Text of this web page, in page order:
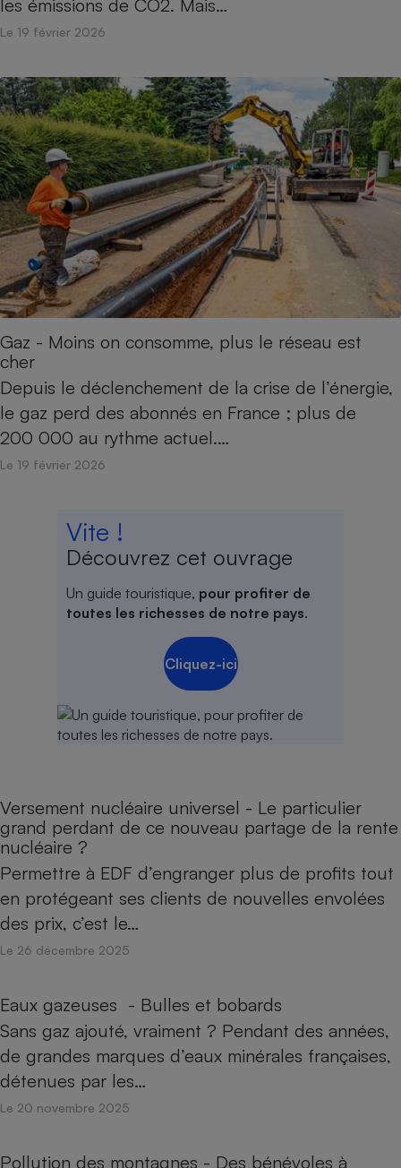
les émissions de CO2. Mais…
Le 19 février 2026
Gaz - Moins on consomme, plus le réseau est
cher
Depuis le déclenchement de la crise de l’énergie,
le gaz perd des abonnés en France ; plus de
200 000 au rythme actuel.…
Le 19 février 2026
Vite !
Découvrez cet ouvrage
Un guide touristique, pour profiter de
toutes les richesses de notre pays.
Cliquez-ici
Versement nucléaire universel - Le particulier
grand perdant de ce nouveau partage de la rente
nucléaire ?
Permettre à EDF d’engranger plus de profits tout
en protégeant ses clients de nouvelles envolées
des prix, c’est le…
Le 26 décembre 2025
Eaux gazeuses - Bulles et bobards
Sans gaz ajouté, vraiment ? Pendant des années,
de grandes marques d’eaux minérales françaises,
détenues par les…
Le 20 novembre 2025
Pollution des montagnes - Des bénévoles à